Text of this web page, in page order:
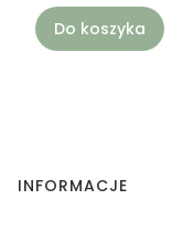
Do koszyka
Linki w stopce
INFORMACJE